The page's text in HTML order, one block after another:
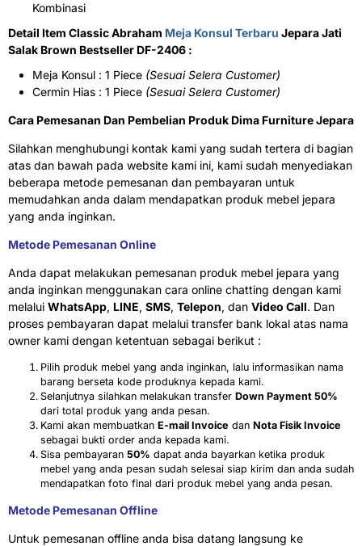
Kombinasi
Detail Item Classic Abraham Meja Konsul Terbaru Jepara Jati
Salak Brown Bestseller DF-2406 :
Meja Konsul : 1 Piece (Sesuai Selera Customer)
Cermin Hias : 1 Piece (Sesuai Selera Customer)
Cara Pemesanan Dan Pembelian Produk Dima Furniture Jepara
Silahkan menghubungi kontak kami yang sudah tertera di bagian
atas dan bawah pada website kami ini, kami sudah menyediakan
beberapa metode pemesanan dan pembayaran untuk
memudahkan anda dalam mendapatkan produk mebel jepara
yang anda inginkan.
Metode Pemesanan Online
Anda dapat melakukan pemesanan produk mebel jepara yang
anda inginkan menggunakan cara online chatting dengan kami
melalui WhatsApp, LINE, SMS, Telepon, dan Video Call. Dan
proses pembayaran dapat melalui transfer bank lokal atas nama
owner kami dengan ketentuan sebagai berikut :
Pilih produk mebel yang anda inginkan, lalu informasikan nama
barang berseta kode produknya kepada kami.
Selanjutnya silahkan melakukan transfer Down Payment 50%
dari total produk yang anda pesan.
Kami akan membuatkan E-mail Invoice dan Nota Fisik Invoice
sebagai bukti order anda kepada kami.
Sisa pembayaran 50% dapat anda bayarkan ketika produk
mebel yang anda pesan sudah selesai siap kirim dan anda sudah
mendapatkan foto final dari produk mebel yang anda pesan.
Metode Pemesanan Offline
Untuk pemesanan offline anda bisa datang langsung ke